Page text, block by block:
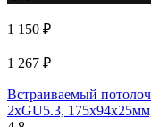
1 150 ₽
1 267 ₽
Встраиваемый
2хGU5.3,